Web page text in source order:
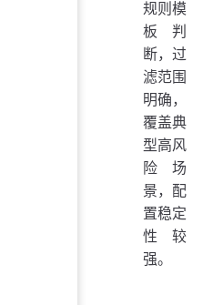
规则模
板判
断，过
滤范围
明确，
覆盖典
型高风
险场
景，配
置稳定
性较
强。